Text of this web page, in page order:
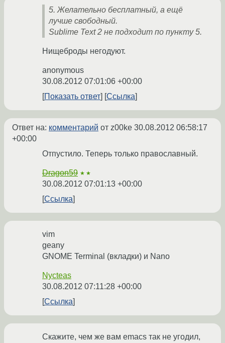
5. Желательно бесплатный, а ещё
лучше свободный.
Sublime Text 2 не подходит по пункту 5.
Нищеброды негодуют.
anonymous
30.08.2012 07:01:06 +00:00
Показать ответ
Ссылка
Ответ на: комментарий от z00ke 30.08.2012 06:58:17
+00:00
Отпустило. Теперь только православный.
Dragon59 ★★
30.08.2012 07:01:13 +00:00
Ссылка
vim
geany
GNOME Terminal (вкладки) и Nano
Nycteas
30.08.2012 07:11:28 +00:00
Ссылка
Скажите, чем же вам emacs так не угодил,